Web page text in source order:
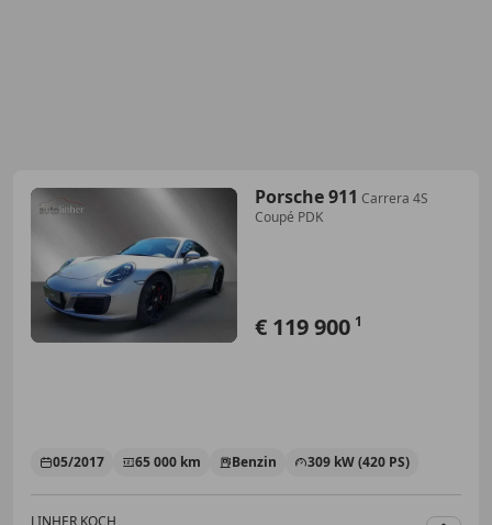
Porsche 911 Carrera 4S
Coupé PDK
€ 119 900 1
05/2017 65 000 km Benzin 309 kW (420 PS)
LINHER KOCH